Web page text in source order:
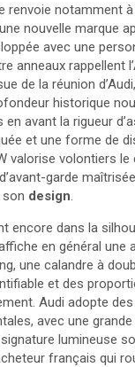
renvoie notamment
nouvelle marque
avec une
anneaux rappellent
de la réunion
historique
avant la rigueur
et une forme de
valorise volontiers le
garde
design.
encore dans la
en général une
une calandre à
et des
Audi adopte
avec une grande
lumineuse
français qui